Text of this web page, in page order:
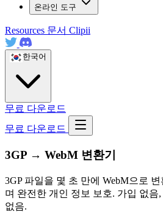
온라인 도구
Resources 문서 Clipii
한국어
무료 다운로드
무료 다운로드
3GP → WebM 변환기
3GP 파일을 몇 초 만에 WebM으로
며 완전한 개인 정보 보호. 가입 없음
없음.